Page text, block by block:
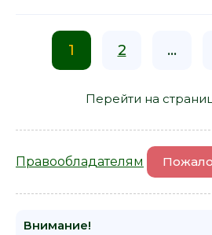
1 2 ...
Перейти на
Правообладателям
Внимание!